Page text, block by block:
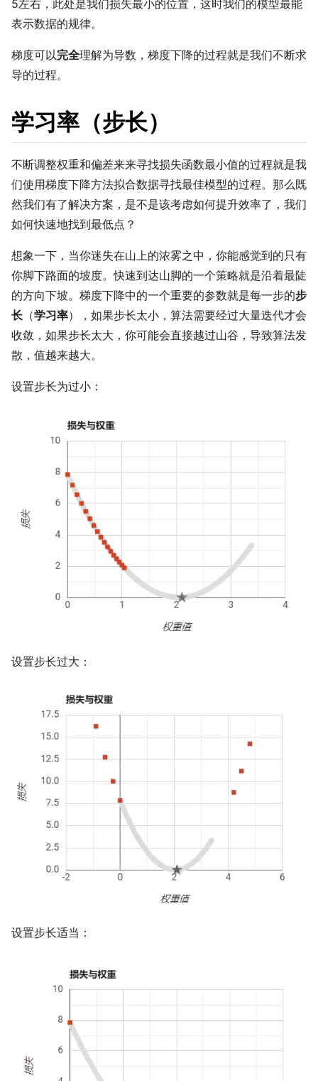
5左右，此处是我们损失最小的位置，这时我们的模型最能
表示数据的规律。
梯度可以完全理解为导数，梯度下降的过程就是我们不断求
导的过程。
学习率（步长）
不断调整权重和偏差来来寻找损失函数最小值的过程就是我
们使用梯度下降方法拟合数据寻找最佳模型的过程。那么既
然我们有了解决方案，是不是该考虑如何提升效率了，我们
如何快速地找到最低点？
想象一下，当你迷失在山上的浓雾之中，你能感觉到的只有
你脚下路面的坡度。快速到达山脚的一个策略就是沿着最陡
的方向下坡。梯度下降中的一个重要的参数就是每一步的步
长 （学习率），如果步长太小，算法需要经过大量迭代才会
收敛，如果步长太大，你可能会直接越过山谷，导致算法发
散，值越来越大。
设置步长为过小：
设置步长过大：
设置步长适当：